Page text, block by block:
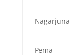
Nagarjuna
Pema